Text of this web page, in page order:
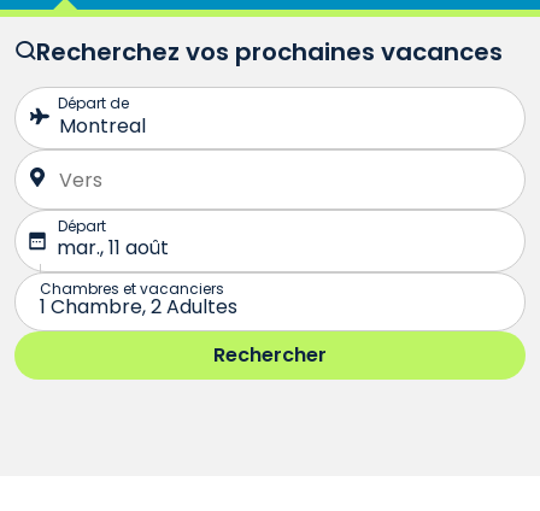
Recherchez vos prochaines vacances